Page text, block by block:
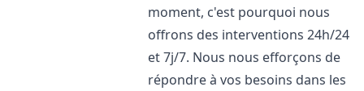
moment, c'est pourquoi nous
offrons des interventions 24h/24
et 7j/7. Nous nous efforçons de
répondre à vos besoins dans les